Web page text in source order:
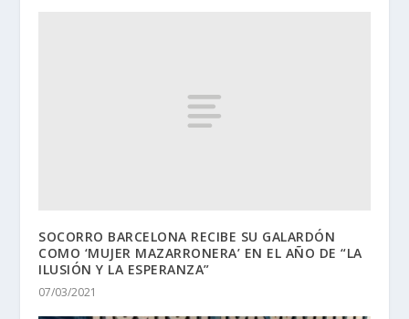
SOCORRO BARCELONA RECIBE SU GALARDÓN
COMO ‘MUJER MAZARRONERA’ EN EL AÑO DE “LA
ILUSIÓN Y LA ESPERANZA”
07/03/2021